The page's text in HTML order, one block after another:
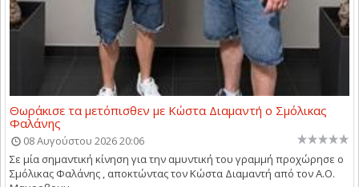
Θωράκισε τα μετόπισθεν με Κώστα Διαμαντή ο Σμόλικας
Φαλάνης
08 Αυγούστου 2026 20:06
Σε μία σημαντική κίνηση για την αμυντική του γραμμή προχώρησε ο
Σμόλικας Φαλάνης , αποκτώντας τον Κώστα Διαμαντή από τον Α.Ο.